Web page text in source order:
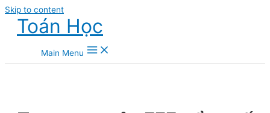
Skip to content
Toán Học
Main Menu